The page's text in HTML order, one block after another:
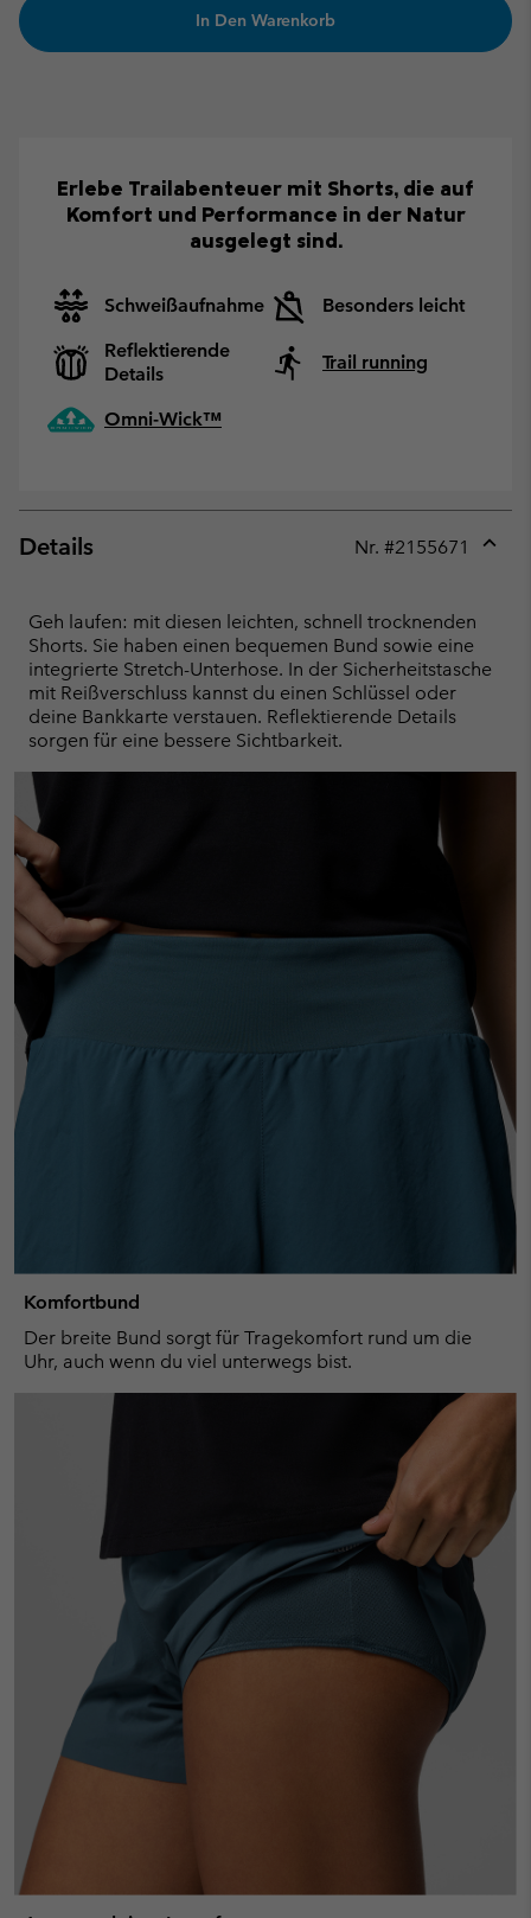
In Den Warenkorb
Erlebe Trailabenteuer mit Shorts, die auf
Komfort und Performance in der Natur
ausgelegt sind.
Schweißaufnahme
Besonders leicht
Reflektierende
Details
Trail running
Omni-Wick™
Details Nr. #2155671
Geh laufen: mit diesen leichten, schnell trocknenden
Shorts. Sie haben einen bequemen Bund sowie eine
integrierte Stretch-Unterhose. In der Sicherheitstasche
mit Reißverschluss kannst du einen Schlüssel oder
deine Bankkarte verstauen. Reflektierende Details
sorgen für eine bessere Sichtbarkeit.
Komfortbund
Der breite Bund sorgt für Tragekomfort rund um die
Uhr, auch wenn du viel unterwegs bist.